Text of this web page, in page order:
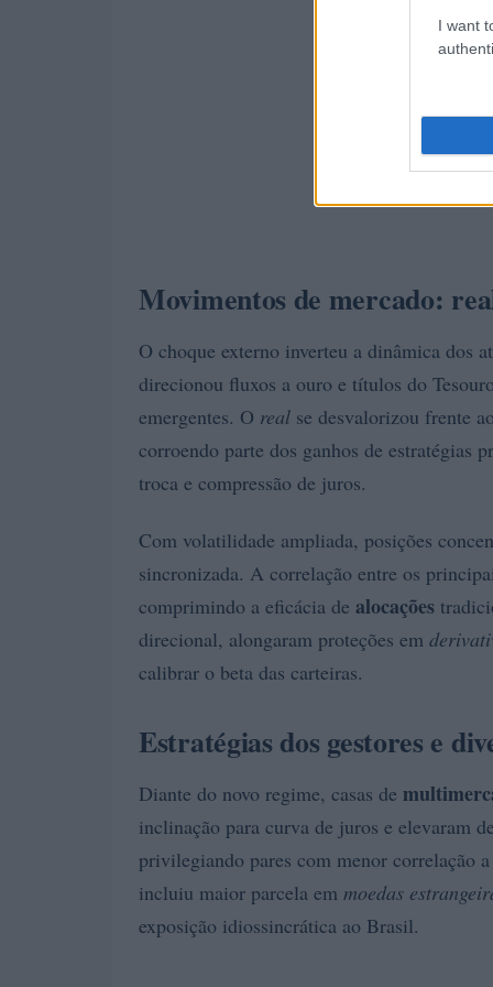
I want
Movimentos de mercado:
O choque externo inverteu a dinâmica dos
direcionou fluxos a ouro e títulos do
emergentes. O real se desvalorizou frente
corroendo parte dos ganhos de estratégias
troca e compressão de juros.
Com volatilidade ampliada, posições
sincronizada. A correlação entre os
comprimindo a eficácia de alocações
direcional, alongaram proteções em
calibrar o beta das carteiras.
Estratégias dos gestores e
Diante do novo regime, casas de
inclinação para curva de juros e elevaram
privilegiando pares com menor correlação
incluiu maior parcela em moedas
exposição idiossincrática ao Brasil.